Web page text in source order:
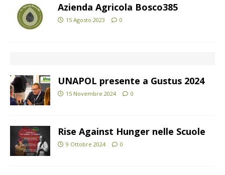
Azienda Agricola Bosco385
15 Agosto 2023 0
UNAPOL presente a Gustus 2024
15 Novembre 2024 0
Rise Against Hunger nelle Scuole
9 Ottobre 2024 0